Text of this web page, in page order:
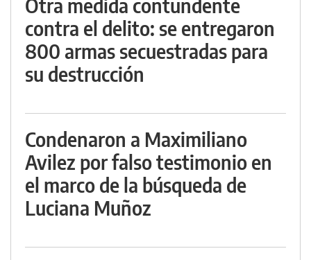
Otra medida contundente
contra el delito: se entregaron
800 armas secuestradas para
su destrucción
Condenaron a Maximiliano
Avilez por falso testimonio en
el marco de la búsqueda de
Luciana Muñoz